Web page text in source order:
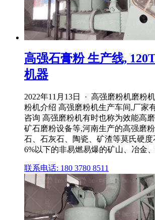
高强石膏粉 生产线,
机器
2022年11月13日 · 高强磨粉机磨粉
粉机介绍 高强磨粉机生产车间,厂家
咨询 高强磨粉机有时也称为效能高
矿石磨粉设备等,河南生产的高强磨
石、石灰石、陶瓷、矿渣等莫氏硬度
6%以下的非易燃易爆的矿山、冶金
联系电话: 180 3780 8511